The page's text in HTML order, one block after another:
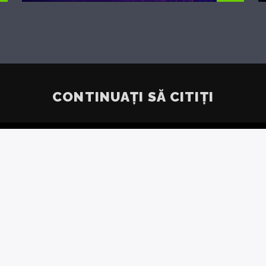
CONTINUAȚI SĂ CITIȚI